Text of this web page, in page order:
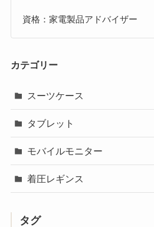
資格：家電製品アドバイザー
カテゴリー
スーツケース
タブレット
モバイルモニター
着圧レギンス
タグ